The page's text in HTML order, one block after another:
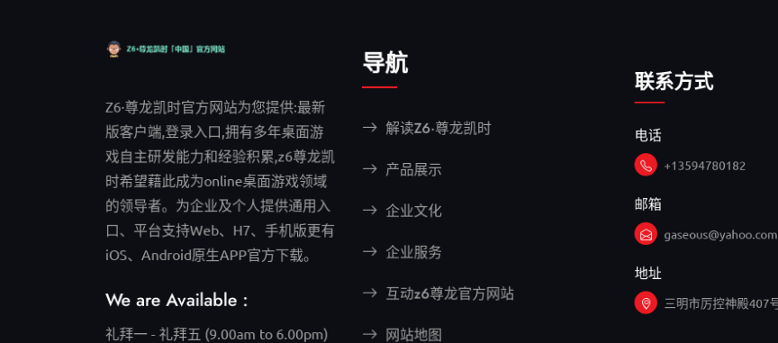
Z6·尊龙凯时官方网站为您提供:最新
版客户端,登录入口,拥有多年桌面游
戏自主研发能力和经验积累,z6尊龙凯
时希望藉此成为online桌面游戏领域
的领导者。为企业及个人提供通用入
口、平台支持Web、H7、手机版更有
iOS、Android原生APP官方下载。
We are Available :
礼拜一 - 礼拜五 (9.00am to 6.00pm)
导航
解读Z6·尊龙凯时
产品展示
企业文化
企业服务
互动z6尊龙官方网站
网站地图
电话
+13594780182
邮箱
gaseous@yahoo.com
地址